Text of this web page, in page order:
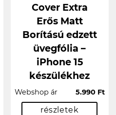
Cover Extra
Erős Matt
Borítású edzett
üvegfólia –
iPhone 15
készülékhez
Webshop ár 5.990 Ft
részletek